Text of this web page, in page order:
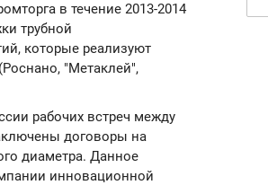
в течение 2013-2014
трубной
которые реализуют
"Метаклей",
рабочих встреч между
договоры на
диаметра. Данное
инновационной